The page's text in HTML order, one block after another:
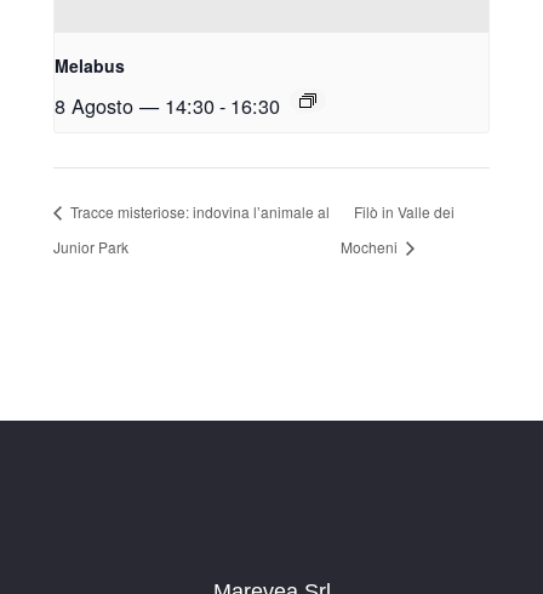
Melabus
8 Agosto — 14:30- 16:30
Tracce misteriose: indovina l’animale al
Junior Park
Filò in Valle dei
Mocheni